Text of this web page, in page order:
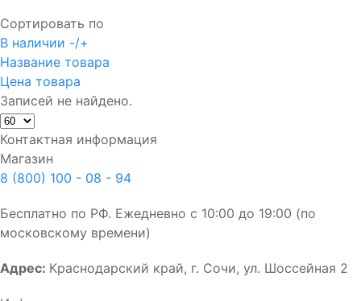
Сортировать по
В наличии -/+
Название товара
Цена товара
Записей не найдено.
Контактная информация
Магазин
8 (800) 100 - 08 - 94
Бесплатно по РФ. Ежедневно с 10:00 до 19:00 (по
московскому времени)
Адрес: Краснодарский край, г. Сочи, ул. Шоссейная 2